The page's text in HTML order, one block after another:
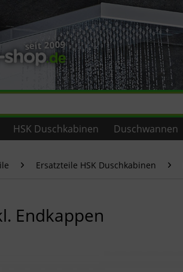
HSK Duschkabinen Duschwannen
Ersatzteile HSK Duschkabinen
Endkappen